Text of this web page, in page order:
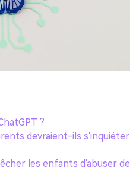
?
devraient-ils s'inquiéter
les enfants d'abuser de